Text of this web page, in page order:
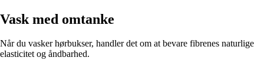
Vask med omtanke
Når du vasker hørbukser, handler det om at bevare fibrenes naturlige
elasticitet og åndbarhed.